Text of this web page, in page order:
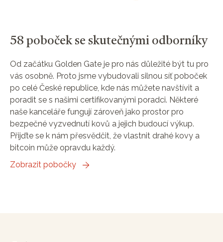
58 poboček se skutečnými odborníky
Od začátku Golden Gate je pro nás důležité být tu pro
vás osobně. Proto jsme vybudovali silnou síť poboček
po celé České republice, kde nás můžete navštívit a
poradit se s našimi certifikovanými poradci. Některé
naše kanceláře fungují zároveň jako prostor pro
bezpečné vyzvednutí kovů a jejich budoucí výkup.
Přijďte se k nám přesvědčit, že vlastnit drahé kovy a
bitcoin může opravdu každý.
Zobrazit pobočky